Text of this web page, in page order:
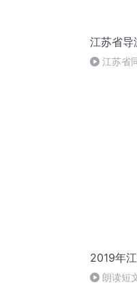
江苏省导
江苏省
2019年
朗读短